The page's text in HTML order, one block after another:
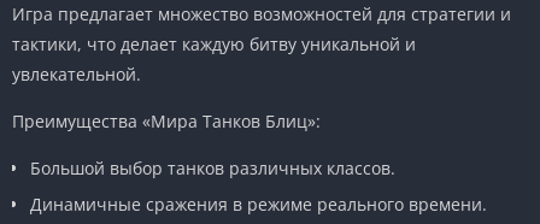
Игра предлагает множество возможностей для стратегии и
тактики, что делает каждую битву уникальной и
увлекательной.
Преимущества «Мира Танков Блиц»:
Большой выбор танков различных классов.
Динамичные сражения в режиме реального времени.